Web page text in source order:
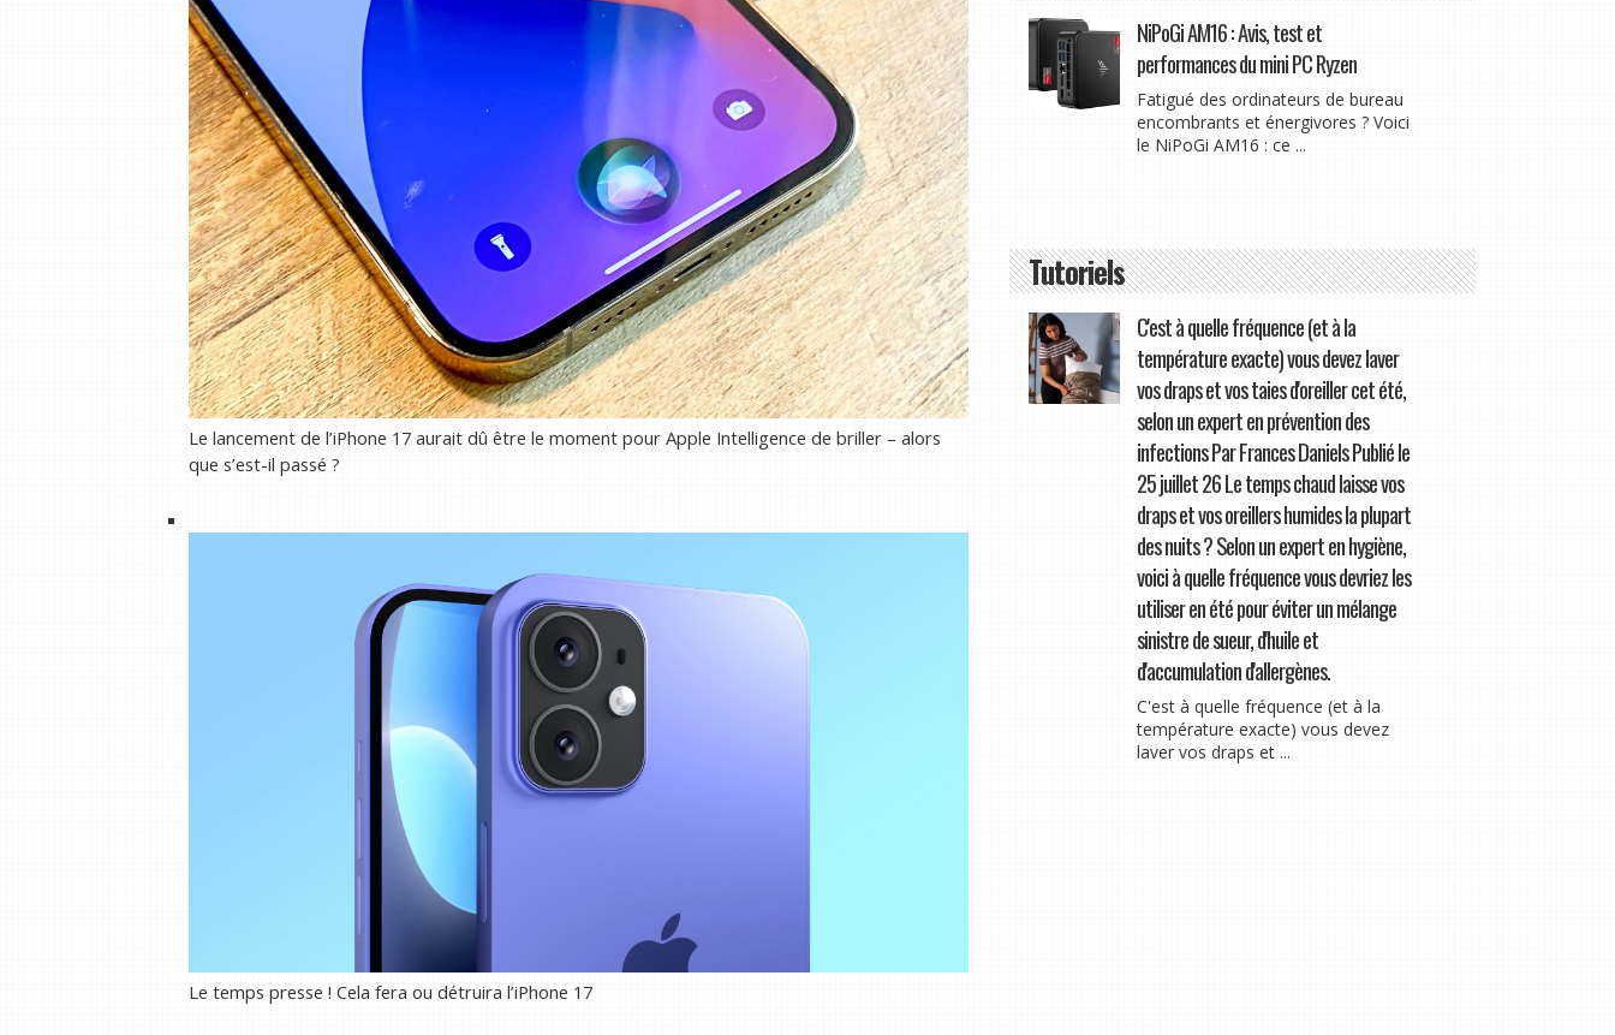
Le lancement de l’iPhone 17 aurait dû être le moment pour Apple Intelligence de briller – alors
que s’est-il passé ?
Le temps presse ! Cela fera ou détruira l’iPhone 17
NiPoGi AM16 : Avis, test et
performances du mini PC Ryzen
Fatigué des ordinateurs de bureau
encombrants et énergivores ? Voici
le NiPoGi AM16 : ce ...
Tutoriels
C'est à quelle fréquence (et à la
température exacte) vous devez laver
vos draps et vos taies d'oreiller cet été,
selon un expert en prévention des
infections Par Frances Daniels Publié le
25 juillet 26 Le temps chaud laisse vos
draps et vos oreillers humides la plupart
des nuits ? Selon un expert en hygiène,
voici à quelle fréquence vous devriez les
utiliser en été pour éviter un mélange
sinistre de sueur, d'huile et
d'accumulation d'allergènes.
C'est à quelle fréquence (et à la
température exacte) vous devez
laver vos draps et ...